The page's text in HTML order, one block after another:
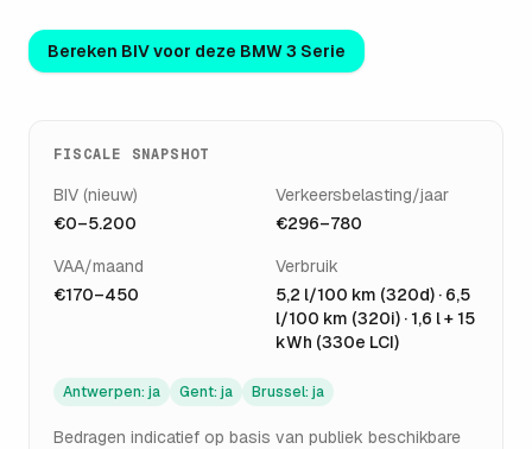
Bereken BIV voor deze BMW 3 Serie
FISCALE SNAPSHOT
BIV (nieuw)
€0–5.200
Verkeersbelasting/jaar
€296–780
VAA/maand
€170–450
Verbruik
5,2 l/100 km (320d) · 6,5
l/100 km (320i) · 1,6 l + 15
kWh (330e LCI)
Antwerpen: ja Gent: ja Brussel: ja
Bedragen indicatief op basis van publiek beschikbare